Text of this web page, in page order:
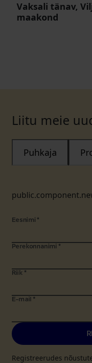
Vaksali tänav,
maakond
Liitu meie
Puhkaja
Eesnimi *
Perekonnanimi *
Riik *
E-mail *
Registreerudes